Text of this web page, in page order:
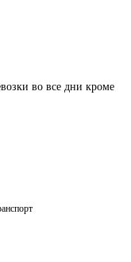
во все дни кроме